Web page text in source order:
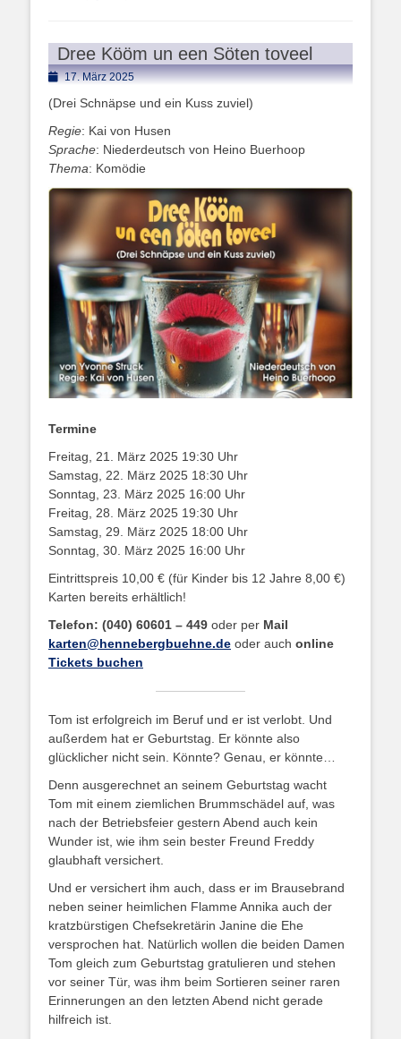
Dree Kööm un een Söten toveel
Posted17. März 2025
(Drei Schnäpse und ein Kuss zuviel)
Regie: Kai von Husen
Sprache: Niederdeutsch von Heino Buerhoop
Thema: Komödie
Termine
Freitag, 21. März 2025 19:30 Uhr
Samstag, 22. März 2025 18:30 Uhr
Sonntag, 23. März 2025 16:00 Uhr
Freitag, 28. März 2025 19:30 Uhr
Samstag, 29. März 2025 18:00 Uhr
Sonntag, 30. März 2025 16:00 Uhr
Eintrittspreis 10,00 € (für Kinder bis 12 Jahre 8,00 €)
Karten bereits erhältlich!
Telefon: (040) 60601 – 449 oder per Mail
karten@hennebergbuehne.de oder auch online
Tickets buchen
Tom ist erfolgreich im Beruf und er ist verlobt. Und
außerdem hat er Geburtstag. Er könnte also
glücklicher nicht sein. Könnte? Genau, er könnte…
Denn ausgerechnet an seinem Geburtstag wacht
Tom mit einem ziemlichen Brummschädel auf, was
nach der Betriebsfeier gestern Abend auch kein
Wunder ist, wie ihm sein bester Freund Freddy
glaubhaft versichert.
Und er versichert ihm auch, dass er im Brausebrand
neben seiner heimlichen Flamme Annika auch der
kratzbürstigen Chefsekretärin Janine die Ehe
versprochen hat. Natürlich wollen die beiden Damen
Tom gleich zum Geburtstag gratulieren und stehen
vor seiner Tür, was ihm beim Sortieren seiner raren
Erinnerungen an den letzten Abend nicht gerade
hilfreich ist.